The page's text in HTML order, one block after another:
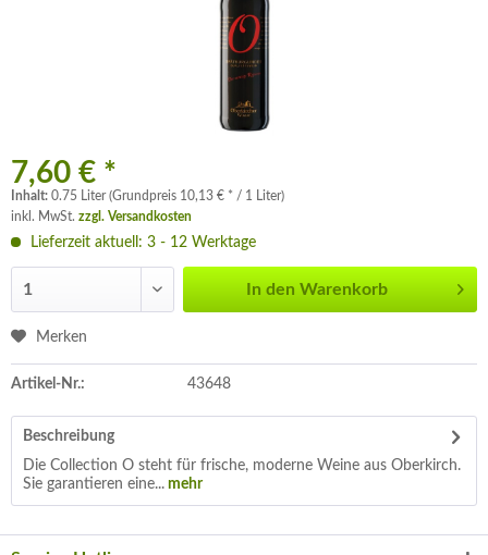
7,60 € *
Inhalt: 0.75 Liter (Grundpreis 10,13 € * / 1 Liter)
inkl. MwSt. zzgl. Versandkosten
Lieferzeit aktuell: 3 - 12 Werktage
In den Warenkorb
Merken
Artikel-Nr.: 43648
Beschreibung
Die Collection O steht für frische, moderne Weine aus Oberkirch.
Sie garantieren eine... mehr